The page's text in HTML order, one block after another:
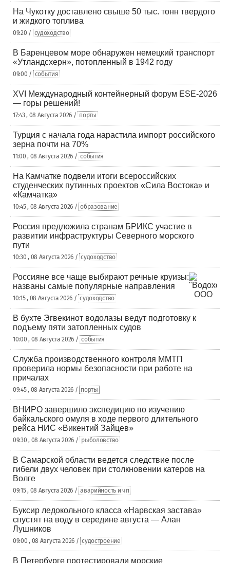
На Чукотку доставлено свыше 50 тыс. тонн твердого
и жидкого топлива
09:20 / судоходство
В Баренцевом море обнаружен немецкий транспорт
«Утландсхерн», потопленный в 1942 году
09:00 / события
XVI Международный контейнерный форум ESE-2026
— горы решений!
17:43 , 08 Августа 2026 / порты
Турция с начала года нарастила импорт российского
зерна почти на 70%
11:00 , 08 Августа 2026 / события
На Камчатке подвели итоги всероссийских
студенческих путинных проектов «Сила Востока» и
«Камчатка»
10:45 , 08 Августа 2026 / образование
Россия предложила странам БРИКС участие в
развитии инфраструктуры Северного морского
пути
10:30 , 08 Августа 2026 / судоходство
Россияне все чаще выбирают речные круизы:
названы самые популярные направления
10:15 , 08 Августа 2026 / судоходство
В бухте Эгвекинот водолазы ведут подготовку к
подъему пяти затопленных судов
10:00 , 08 Августа 2026 / события
Служба производственного контроля ММТП
проверила нормы безопасности при работе на
причалах
09:45 , 08 Августа 2026 / порты
ВНИРО завершило экспедицию по изучению
байкальского омуля в ходе первого длительного
рейса НИС «Викентий Зайцев»
09:30 , 08 Августа 2026 / рыболовство
В Самарской области ведется следствие после
гибели двух человек при столкновении катеров на
Волге
09:15 , 08 Августа 2026 / аварийность и чп
Буксир ледокольного класса «Нарвская застава»
спустят на воду в середине августа — Алан
Лушников
09:00 , 08 Августа 2026 / судостроение
В Петербурге протестировали морские